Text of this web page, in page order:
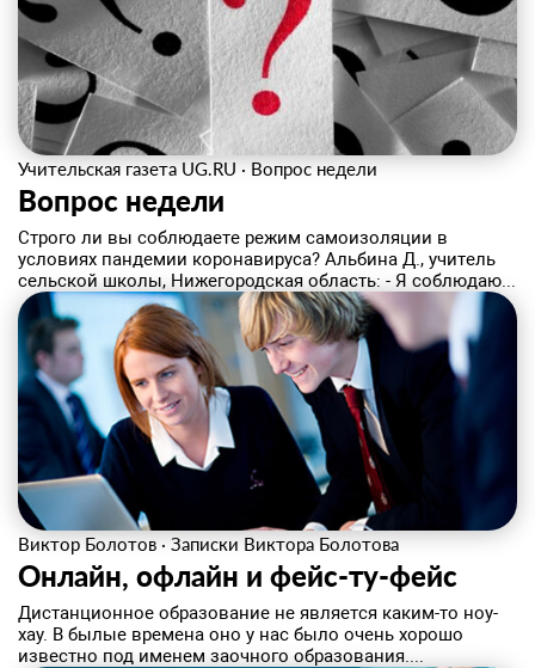
Учительская газета UG.RU · Вопрос недели
Вопрос недели
Строго ли вы соблюдаете режим самоизоляции в
условиях пандемии коронавируса? Альбина Д., учитель
сельской школы, Нижегородская область: - Я соблюдаю...
Виктор Болотов · Записки Виктора Болотова
Онлайн, офлайн и фейс-ту-фейс
Дистанционное образование не является каким-то ноу-
хау. В былые времена оно у нас было очень хорошо
известно под именем заочного образования....